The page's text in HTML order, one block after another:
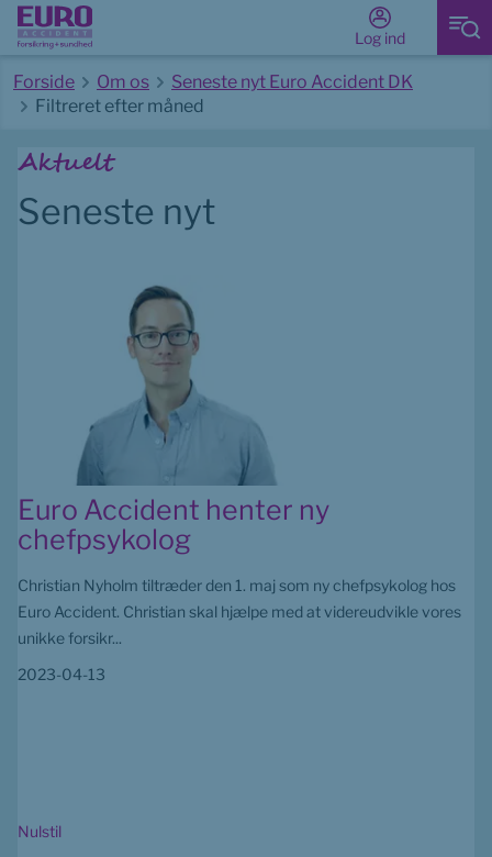
Log ind
Forside Om os
Seneste nyt Euro Accident DK
Filtreret efter måned
Aktuelt
Seneste nyt
Euro Accident henter ny
chefpsykolog
Christian Nyholm tiltræder den 1. maj som ny chefpsykolog hos
Euro Accident. Christian skal hjælpe med at videreudvikle vores
unikke forsikr...
2023-04-13
Nulstil